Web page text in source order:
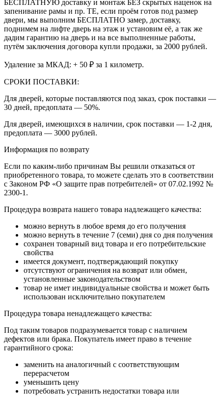
БЕСПЛАТНУЮ доставку и монтаж БЕЗ скрытых наценок на
запенивание рамы и пр. ТЕ, если проём готов под размер
двери, мы выполним БЕСПЛАТНО замер, доставку,
поднимем на лифте дверь на этаж и установим её, а так же
дадим гарантию на дверь и на все выполненные работы,
путём заключения договора купли продажи, за 2000 рублей.
Удаление за МКАД: + 50 ₽ за 1 километр.
СРОКИ ПОСТАВКИ:
Для дверей, которые поставляются под заказ, срок поставки —
30 дней, предоплата — 50%.
Для дверей, имеющихся в наличии, срок поставки — 1-2 дня,
предоплата — 3000 рублей.
Информация по возврату
Если по каким-либо причинам Вы решили отказаться от
приобретенного товара, то можете сделать это в соответствии
с Законом РФ «О защите прав потребителей» от 07.02.1992 №
2300-1.
Процедура возврата нашего товара надлежащего качества:
можно вернуть в любое время до его получения
можно вернуть в течение 7 (семи) дня со дня получения
сохранен товарный вид товара и его потребительские
свойства
имеется документ, подтверждающий покупку
отсутствуют ограничения на возврат или обмен,
установленные законодательством
товар не имет индивидуальные свойства и может быть
использован исключительно покупателем
Процедура товара ненадлежащего качества:
Под таким товаров подразумевается товар с наличием
дефектов или брака. Покупатель имеет право в течение
гарантийного срока:
заменить на аналогичный с соответствующим
перерасчетом
уменьшить цену
потребовать устранить недостатки товара или